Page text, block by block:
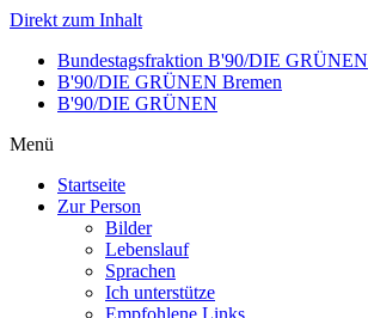
Direkt zum Inhalt
Bundestagsfraktion B'90/DIE GRÜNEN
B'90/DIE GRÜNEN Bremen
B'90/DIE GRÜNEN
Menü
Startseite
Zur Person
Bilder
Lebenslauf
Sprachen
Ich unterstütze
Empfohlene Links